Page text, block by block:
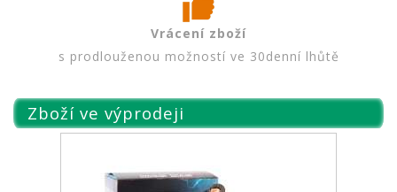
Vrácení zboží
s prodlouženou možností ve 30denní lhůtě
Zboží ve výprodeji